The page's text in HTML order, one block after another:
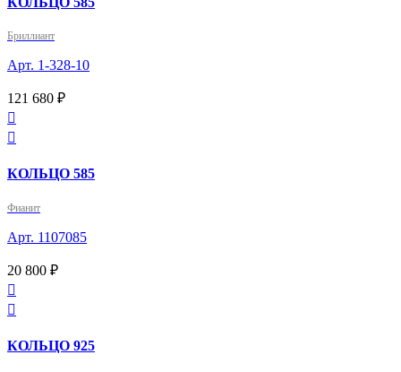
Бриллиант
Арт. 1-328-10
121 680 ₽


КОЛЬЦО 585
Фианит
Арт. 1107085
20 800 ₽


КОЛЬЦО 925